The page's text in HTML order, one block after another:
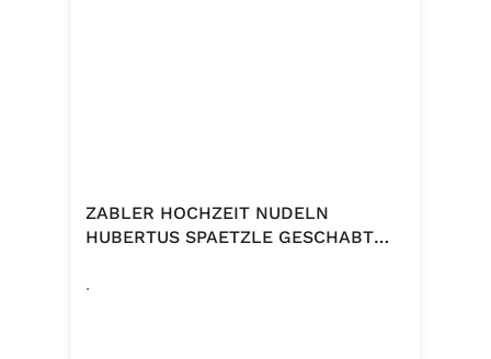
ZABLER HOCHZEIT NUDELN
HUBERTUS SPAETZLE GESCHABT
.